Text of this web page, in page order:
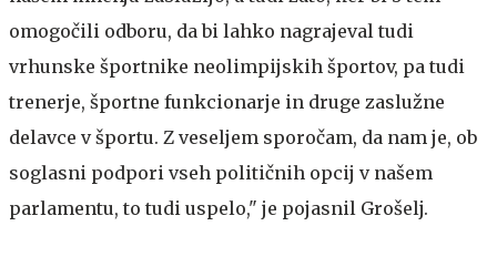
omogočili odboru, da bi lahko nagrajeval tudi
vrhunske športnike neolimpijskih športov, pa tudi
trenerje, športne funkcionarje in druge zaslužne
delavce v športu. Z veseljem sporočam, da nam je, ob
soglasni podpori vseh političnih opcij v našem
parlamentu, to tudi uspelo," je pojasnil Grošelj.